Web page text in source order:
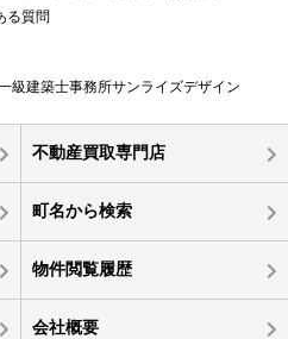
る質問
級建築士事務所サンライズデザイン
不動産買取専門店
町名から検索
物件閲覧履歴
会社概要